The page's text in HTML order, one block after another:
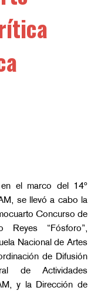
el marco del 14º
se llevó a cabo la
Concurso de
Reyes “Fósforo”,
Nacional de Artes
de Difusión
de Actividades
y la Dirección de